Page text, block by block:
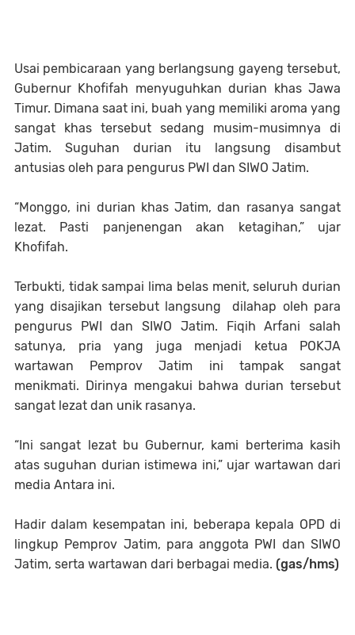
Usai pembicaraan yang berlangsung gayeng tersebut,
Gubernur Khofifah menyuguhkan durian khas Jawa
Timur. Dimana saat ini, buah yang memiliki aroma yang
sangat khas tersebut sedang musim-musimnya di
Jatim. Suguhan durian itu langsung disambut
antusias oleh para pengurus PWI dan SIWO Jatim.
“Monggo, ini durian khas Jatim, dan rasanya sangat
lezat. Pasti panjenengan akan ketagihan,” ujar
Khofifah.
Terbukti, tidak sampai lima belas menit, seluruh durian
yang disajikan tersebut langsung dilahap oleh para
pengurus PWI dan SIWO Jatim. Fiqih Arfani salah
satunya, pria yang juga menjadi ketua POKJA
wartawan Pemprov Jatim ini tampak sangat
menikmati. Dirinya mengakui bahwa durian tersebut
sangat lezat dan unik rasanya.
“Ini sangat lezat bu Gubernur, kami berterima kasih
atas suguhan durian istimewa ini,” ujar wartawan dari
media Antara ini.
Hadir dalam kesempatan ini, beberapa kepala OPD di
lingkup Pemprov Jatim, para anggota PWI dan SIWO
Jatim, serta wartawan dari berbagai media. (gas/hms)